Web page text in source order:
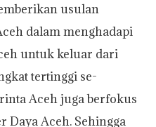
usulan
dalam menghadapi
untuk keluar dari
tertinggi se-
Aceh juga berfokus
Daya Aceh. Sehingga